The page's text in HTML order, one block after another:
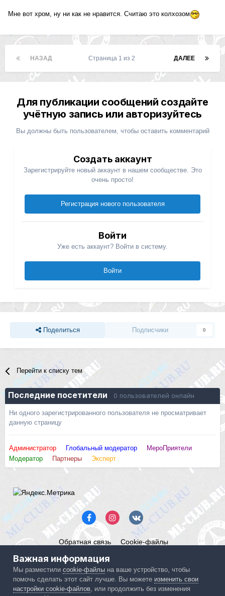
Мне вот хром, ну ни как не нравится. Считаю это колхозом
НАЗАД ДАЛЕЕ
Страница 1 из 2
Для публикации сообщений создайте
учётную запись или авторизуйтесь
Вы должны быть пользователем, чтобы оставить комментарий
Создать аккаунт
Зарегистрируйте новый аккаунт в нашем сообществе. Это
очень просто!
Регистрация нового пользователя
Войти
Уже есть аккаунт? Войти в систему.
Войти
Поделиться Подписчики 0
Перейти к списку тем
Последние посетители 0 пользователей онлайн
Ни одного зарегистрированного пользователя не просматривает
данную страницу
Администратор Глобальный модератор
МероПриятели
Модератор
Партнеры Эксперт
Обратная связь Cookie-файлы
Powered by Invision Community
Важная информация
Мы разместилиcookie-файлы на ваше устройство, чтобы
помочь сделать этот сайт лучше. Вы можете изменить свои
настройки cookie-файлов , или продолжить без изменения
IPS spam blocked by CleanTalk.